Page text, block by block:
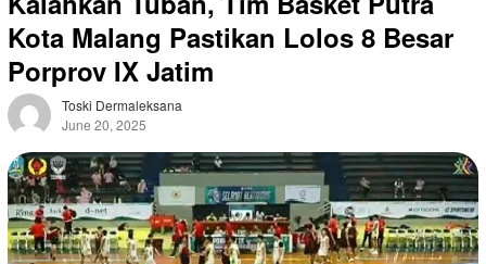
Kota Malang Pastikan Lolos 8 Besar
Porprov IX Jatim
Toski Dermaleksana
June 20, 2025